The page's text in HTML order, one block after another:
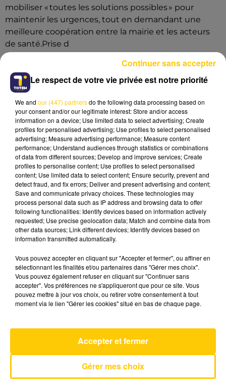
mobiliser « toutes les solutions possibles » pour
maintenir les urgences, tout en demandant une
meilleure coopération entre la mairie et les acteurs
de santé.Prise d
LES DERNIERES INFOS
Le respect de votre vie privée est notre priorité
We and our (447) partnersdo the following data processing based on
your consent and/or our legitimate interest: Store and/or access
information on a device; Use limited data to select advertising; Create
profiles for personalised advertising; Use profiles to select personalised
advertising; Measure advertising performance; Measure content
performance; Understand audiences through statistics or combinations
of data from different sources; Develop and improve services; Create
profiles to personalise content; Use profiles to select personalised
content; Use limited data to select content; Ensure security, prevent and
detect fraud, and fix errors; Deliver and present advertising and content;
Save and communicate privacy choices. These technologies may
process personal data such as IP address and browsing data to offer
following functionalities: Identify devices based on information actively
requested; Use precise geolocation data; Match and combine data from
other data sources; Link different devices; Identify devices based on
information transmitted automatically.
Vous pouvez accepter en cliquant sur "Accepter et fermer", ou affiner en
sélectionnant les finalités et/ou partenaires dans "Gérer mes choix".
Vous pouvez également refuser en cliquant sur "Continuer sans
accepter". Vos préférences ne s'appliqueront que pour ce site. Vous
pouvez mettre à jour vos choix, ou retirer votre consentement à tout
moment via le lien "Gérer les cookies" situé en bas de chaque page.
Gérer mes choix
Accepter et fermer
Continuer sans accepter